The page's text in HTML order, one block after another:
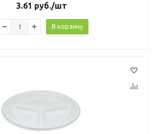
3.61 руб./шт
В корзину